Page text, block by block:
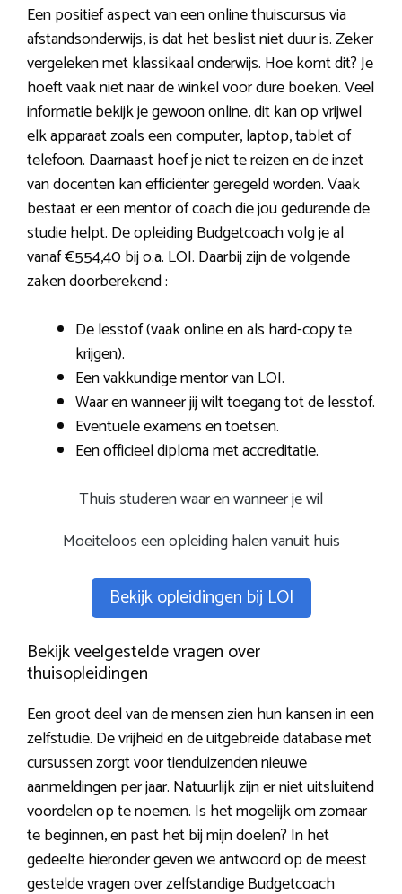
Een positief aspect van een online thuiscursus via
afstandsonderwijs, is dat het beslist niet duur is. Zeker
vergeleken met klassikaal onderwijs. Hoe komt dit? Je
hoeft vaak niet naar de winkel voor dure boeken. Veel
informatie bekijk je gewoon online, dit kan op vrijwel
elk apparaat zoals een computer, laptop, tablet of
telefoon. Daarnaast hoef je niet te reizen en de inzet
van docenten kan efficiënter geregeld worden. Vaak
bestaat er een mentor of coach die jou gedurende de
studie helpt. De opleiding Budgetcoach volg je al
vanaf €554,40 bij o.a. LOI. Daarbij zijn de volgende
zaken doorberekend :
De lesstof (vaak online en als hard-copy te
krijgen).
Een vakkundige mentor van LOI.
Waar en wanneer jij wilt toegang tot de lesstof.
Eventuele examens en toetsen.
Een officieel diploma met accreditatie.
Thuis studeren waar en wanneer je wil
Moeiteloos een opleiding halen vanuit huis
Bekijk opleidingen bij LOI
Bekijk veelgestelde vragen over
thuisopleidingen
Een groot deel van de mensen zien hun kansen in een
zelfstudie. De vrijheid en de uitgebreide database met
cursussen zorgt voor tienduizenden nieuwe
aanmeldingen per jaar. Natuurlijk zijn er niet uitsluitend
voordelen op te noemen. Is het mogelijk om zomaar
te beginnen, en past het bij mijn doelen? In het
gedeelte hieronder geven we antwoord op de meest
gestelde vragen over zelfstandige Budgetcoach